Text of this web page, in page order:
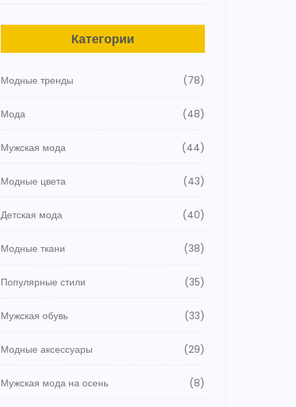
Категории
Модные тренды (78)
Мода (48)
Мужская мода (44)
Модные цвета (43)
Детская мода (40)
Модные ткани (38)
Популярные стили (35)
Мужская обувь (33)
Модные аксессуары (29)
Мужская мода на осень (8)